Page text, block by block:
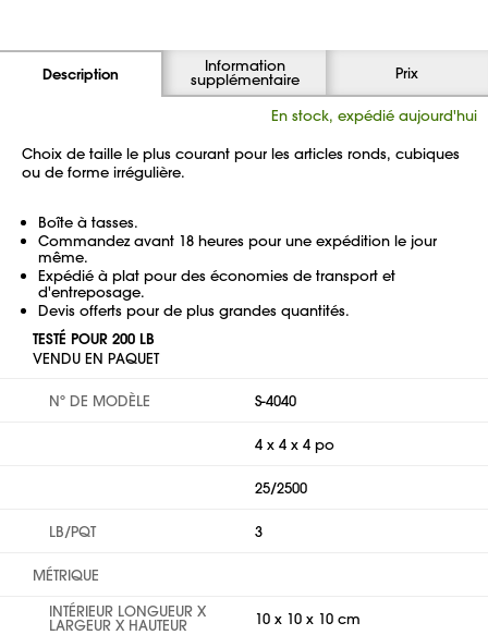
Description Information
supplémentaire Prix
En stock, expédié aujourd'hui
Choix de taille le plus courant pour les articles ronds, cubiques
ou de forme irrégulière.
Boîte à tasses.
Commandez avant 18 heures pour une expédition le jour
même.
Expédié à plat pour des économies de transport et
d'entreposage.
Devis offerts pour de plus grandes quantités.
TESTÉ POUR 200 LB
VENDU EN PAQUET
Nº DE MODÈLE S-4040
4 x 4 x 4 po
25/2500
LB/PQT 3
MÉTRIQUE
INTÉRIEUR LONGUEUR X
LARGEUR X HAUTEUR 10 x 10 x 10 cm